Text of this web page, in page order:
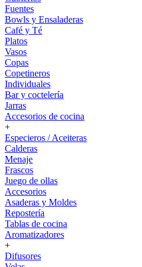
Fuentes
Bowls y Ensaladeras
Café y Té
Platos
Vasos
Copas
Copetineros
Individuales
Bar y coctelería
Jarras
Accesorios de cocina
+
Especieros / Aceiteras
Calderas
Menaje
Frascos
Juego de ollas
Accesorios
Asaderas y Moldes
Repostería
Tablas de cocina
Aromatizadores
+
Difusores